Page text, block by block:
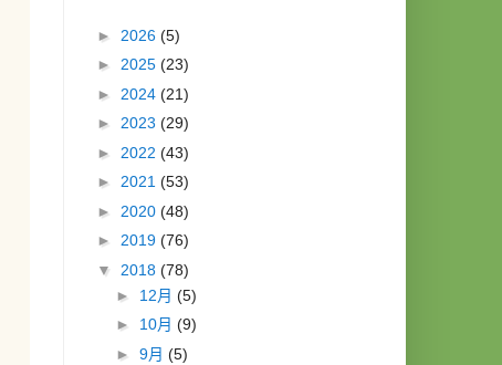
► 2026 (5)
► 2025 (23)
► 2024 (21)
► 2023 (29)
► 2022 (43)
► 2021 (53)
► 2020 (48)
► 2019 (76)
▼ 2018 (78)
► 12月 (5)
► 10月 (9)
► 9月 (5)